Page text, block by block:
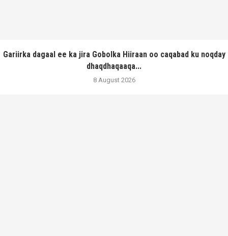
Gariirka dagaal ee ka jira Gobolka Hiiraan oo caqabad ku noqday
dhaqdhaqaaqa...
8 August 2026